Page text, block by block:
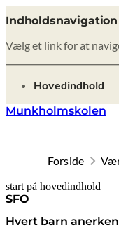
Indholdsnavigation
Vælg et link for at
gå til
Hovedindhold
Munkholmskolen
Forside
start på hovedindhold
SFO
Hvert barn
senest opdateret 9. februar